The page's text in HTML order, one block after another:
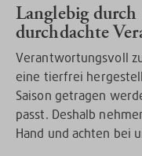
Langlebig
durchdachte
Verantwortungsvoll
eine tierfrei
Saison getragen
passt. Deshalb
Hand und achten bei